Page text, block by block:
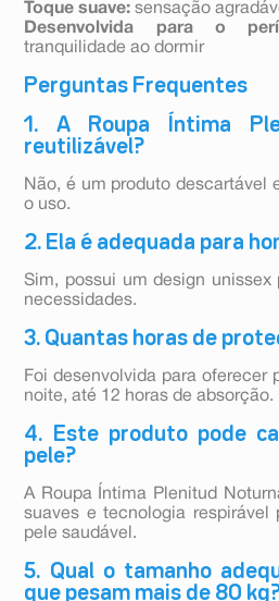
Toque suave: sensação
Desenvolvida para o
tranquilidade ao dormir
Perguntas Frequentes
1. A Roupa Íntima
reutilizável?
Não, é um produto descartável
o uso.
2. Ela é adequada para
Sim, possui um design unissex
necessidades.
3. Quantas horas de
Foi desenvolvida para oferecer
noite, até 12 horas de absorção.
4. Este produto pode
pele?
A Roupa Íntima Plenitud
suaves e tecnologia respirável
pele saudável.
5. Qual o tamanho
que pesam mais de 80